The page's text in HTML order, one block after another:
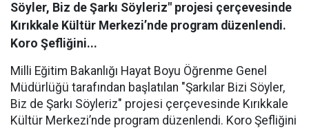
Söyler, Biz de Şarkı Söyleriz" projesi çerçevesinde
Kırıkkale Kültür Merkezi’nde program düzenlendi.
Koro Şefliğini...
Milli Eğitim Bakanlığı Hayat Boyu Öğrenme Genel
Müdürlüğü tarafından başlatılan "Şarkılar Bizi Söyler,
Biz de Şarkı Söyleriz" projesi çerçevesinde Kırıkkale
Kültür Merkezi’nde program düzenlendi. Koro Şefliğini